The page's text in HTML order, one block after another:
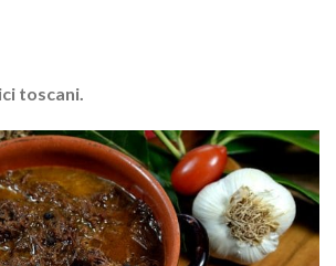
toscani.